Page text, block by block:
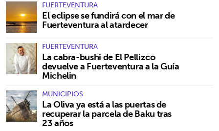
FUERTEVENTURA
El eclipse se fundirá con el mar de
Fuerteventura al atardecer
FUERTEVENTURA
La cabra-bushi de El Pellizco
devuelve a Fuerteventura a la Guía
Michelin
MUNICIPIOS
La Oliva ya está a las puertas de
recuperar la parcela de Baku tras
23 años